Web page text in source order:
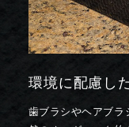
環境に配慮し
歯ブラシやヘアブラ